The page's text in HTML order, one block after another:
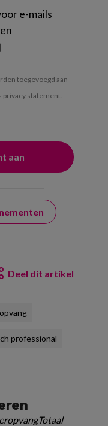
e-mails
toegevoegd aan
privacy statement
Deel dit artikel
professional